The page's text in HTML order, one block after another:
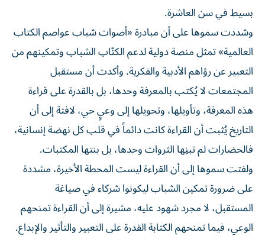
بسيط في سن العاشرة.
وشددت سموها على أن مبادرة «أصوات شباب عواصم الكتاب
العالمية» تمثل منصة دولية لدعم الكتّاب الشباب وتمكينهم من
التعبير عن رؤاهم الأدبية والفكرية. وأكدت أن مستقبل
المجتمعات لا يُكتب بالمعرفة وحدها، بل بالقدرة على قراءة
هذه المعرفة، وتأويلها، وتحويلها إلى وعيٍ حي، لافتة إلى أن
التاريخ يُثبت أن القراءة كانت دائماً في قلب كل نهضة إنسانية،
فالحضارات لم تبنِها الثروات وحدها، بل بنتها المكتبات.
ولفتت سموها إلى أن القراءة ليست المحطة الأخيرة، مشددة
على ضرورة تمكين الشباب ليكونوا شركاء في صياغة
المستقبل، لا مجرد شهود عليه، مشيرة إلى أن القراءة تمنحهم
الوعي، فيما تمنحهم الكتابة القدرة على التعبير والتأثير والإبداع.